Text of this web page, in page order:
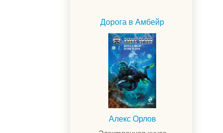
Дорога в Амбейр
Алекс Орлов